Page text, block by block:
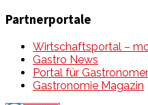
Partnerportale
Wirtschaftsportal –
Gastro News
Portal für
Gastronomie Magazin